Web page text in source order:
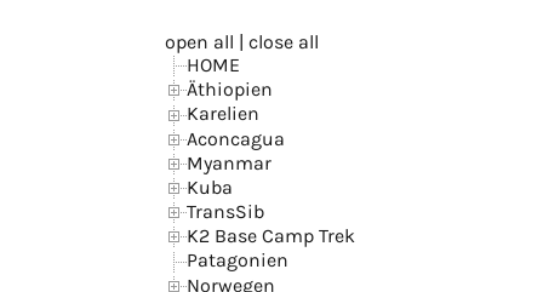
open all | close all
HOME
Äthiopien
Karelien
Aconcagua
Myanmar
Kuba
TransSib
K2 Base Camp Trek
Patagonien
Norwegen